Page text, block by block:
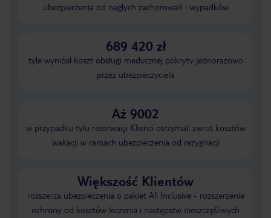
ubezpieczenia od nagłych zachorowań i wypadków
689 420 zł
tyle wyniósł koszt obsługi medycznej pokryty jednorazowo
przez ubezpieczyciela
Aż 9002
w przypadku tylu rezerwacji Klienci otrzymali zwrot kosztów
wakacji w ramach ubezpieczenia od rezygnacji
Większość Klientów
rozszerza ubezpieczenia o pakiet All Inclusive - rozszerzenie
ochrony od kosztów leczenia i następstw nieszczęśliwych